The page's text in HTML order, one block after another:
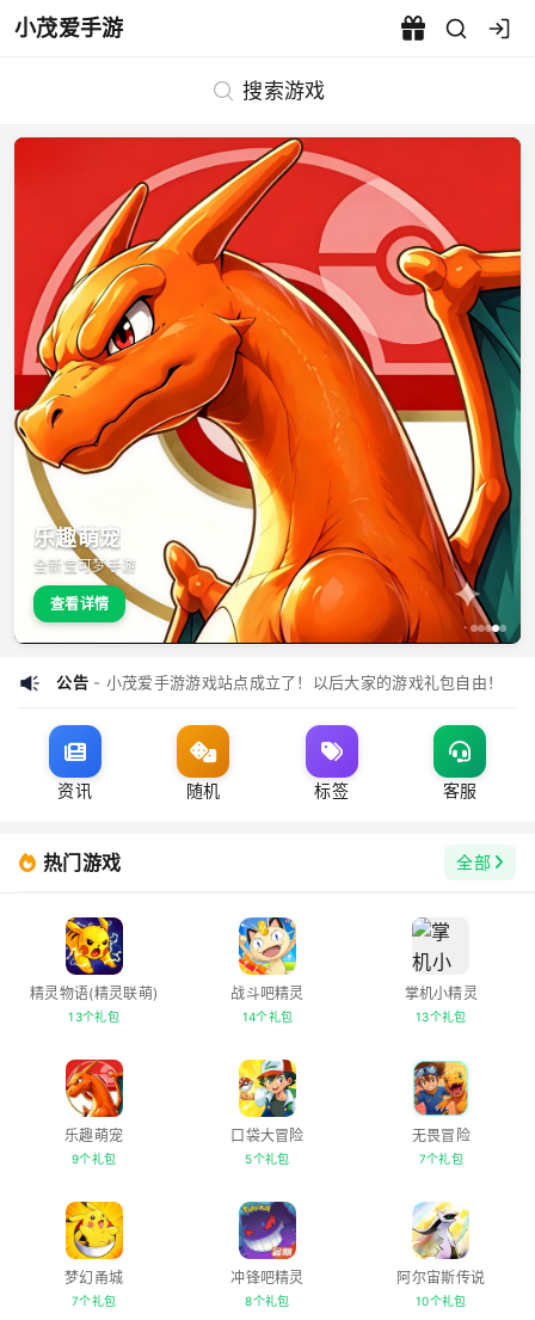
小茂爱手游
小茂爱手游 - 游戏礼包码领取
搜索游戏
乐趣萌宠
全新宝可梦手游
查看详情
公告- 小茂爱手游游戏站点成立了！以后大家的游戏礼包自由！
资讯 随机 标签 客服
热门游戏 全部
精灵物语(精灵联萌)
13个礼包
战斗吧精灵
14个礼包
掌机小精灵
13个礼包
乐趣萌宠
9个礼包
口袋大冒险
5个礼包
无畏冒险
7个礼包
梦幻甬城
7个礼包
冲锋吧精灵
8个礼包
阿尔宙斯传说
10个礼包